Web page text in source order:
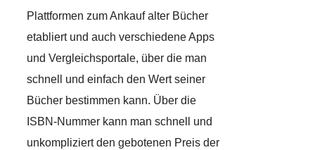
Plattformen zum Ankauf alter Bücher
etabliert und auch verschiedene Apps
und Vergleichsportale, über die man
schnell und einfach den Wert seiner
Bücher bestimmen kann. Über die
ISBN-Nummer kann man schnell und
unkompliziert den gebotenen Preis der